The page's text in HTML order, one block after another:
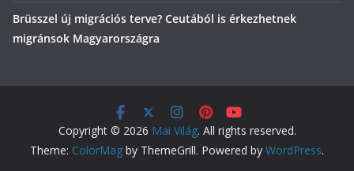
Brüsszel új migrációs terve? Ceutából is érkezhetnek
migránsok Magyarországra
Copyright © 2026 Mai Világ. All rights reserved.
Theme: ColorMag by ThemeGrill. Powered by WordPress.